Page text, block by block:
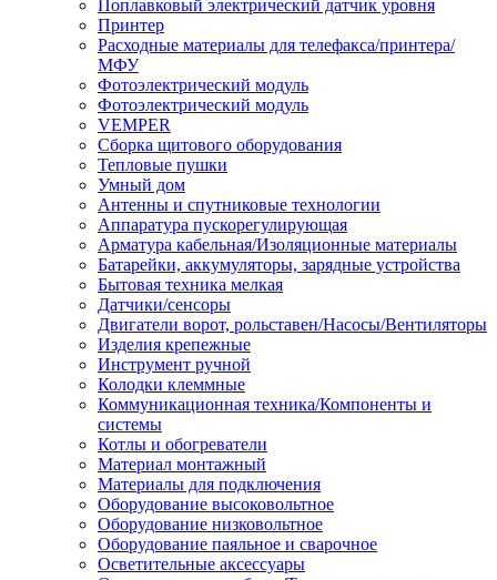
Поплавковый электрический датчик уровня
Принтер
Расходные материалы для телефакса/принтера/
МФУ
Фотоэлектрический модуль
Фотоэлектрический модуль
VEMPER
Сборка щитового оборудования
Тепловые пушки
Умный дом
Антенны и спутниковые технологии
Аппаратура пускорегулирующая
Арматура кабельная/Изоляционные материалы
Батарейки, аккумуляторы, зарядные устройства
Бытовая техника мелкая
Датчики/сенсоры
Двигатели ворот, рольставен/Насосы/Вентиляторы
Изделия крепежные
Инструмент ручной
Колодки клеммные
Коммуникационная техника/Компоненты и
системы
Котлы и обогреватели
Материал монтажный
Материалы для подключения
Оборудование высоковольтное
Оборудование низковольтное
Оборудование паяльное и сварочное
Осветительные аксессуары